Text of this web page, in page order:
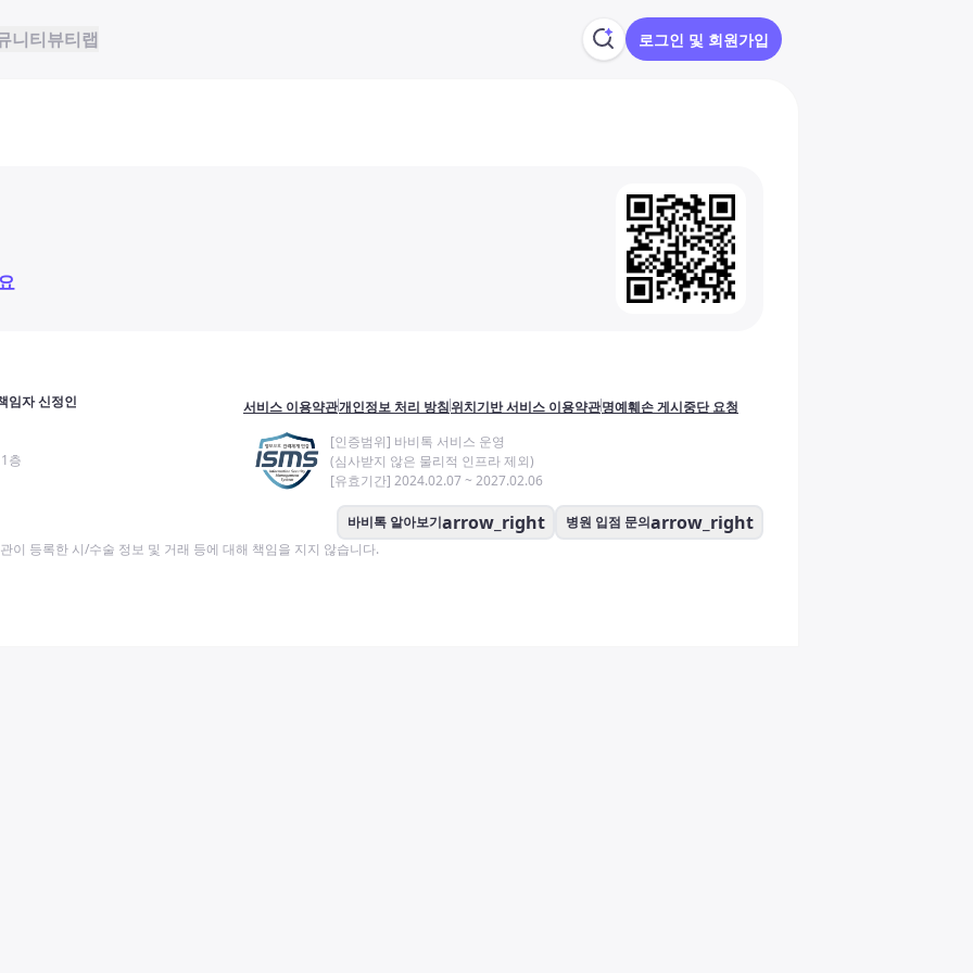
니티뷰티랩 로그인 및 회원가입
임자 신정인
층
서비스 이용약관개인정보 처리 방침위치기반 서비스 이용약관명예훼손 게시중단 요청
[인증범위] 바비톡 서비스 운영
(심사받지 않은 물리적 인프라 제외)
[유효기간] 2024.02.07 ~ 2027.02.06
바비톡 알아보기arrow_right 병원 입점 문의arrow_right
이 등록한 시/수술 정보 및 거래 등에 대해 책임을 지지 않습니다.